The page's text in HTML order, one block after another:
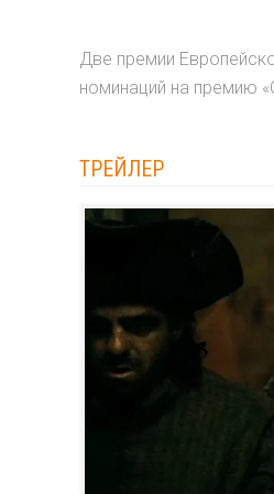
Две премии
номинаций на премию
ТРЕЙЛЕР